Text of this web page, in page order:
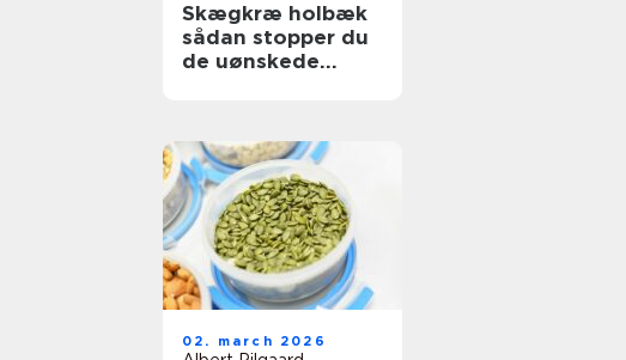
Skægkræ holbæk
sådan stopper du
de uønskede
02. march 2026